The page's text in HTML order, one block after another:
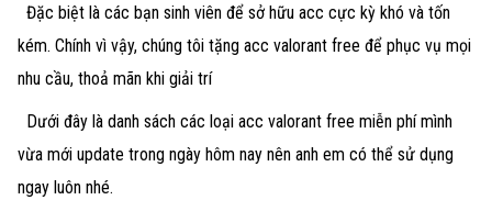
Đặc biệt là các bạn sinh viên để sở hữu acc cực kỳ khó và tốn
kém. Chính vì vậy, chúng tôi tặng acc valorant free để phục vụ mọi
nhu cầu, thoả mãn khi giải trí
Dưới đây là danh sách các loại acc valorant free miễn phímình
vừa mới update trong ngày hôm nay nên anh em có thể sử dụng
ngay luôn nhé.